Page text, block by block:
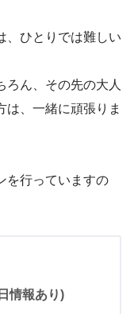
、ひとりでは難しい
ろん、その先の大人
は、一緒に頑張りま
を行っていますの
情報あり)